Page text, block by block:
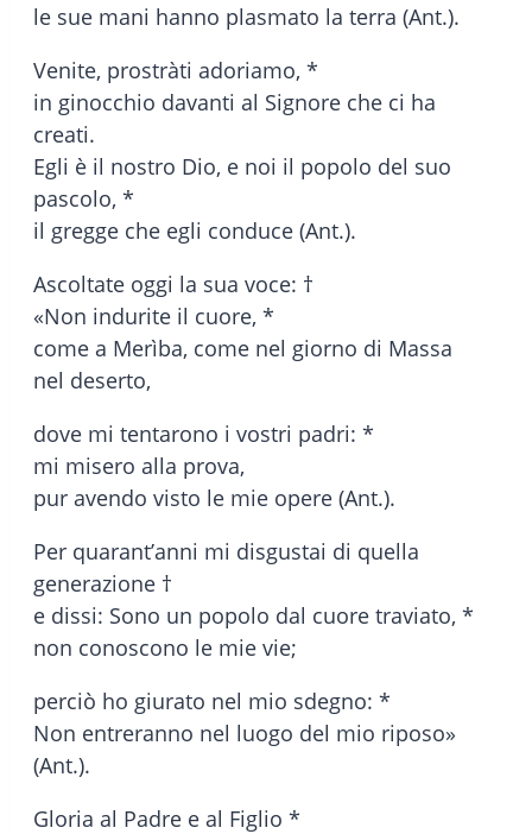
le sue mani hanno plasmato la terra (Ant.).
Venite, prostràti adoriamo, *
in ginocchio davanti al Signore che ci ha
creati.
Egli è il nostro Dio, e noi il popolo del suo
pascolo, *
il gregge che egli conduce (Ant.).
Ascoltate oggi la sua voce: †
«Non indurite il cuore, *
come a Merìba, come nel giorno di Massa
nel deserto,
dove mi tentarono i vostri padri: *
mi misero alla prova,
pur avendo visto le mie opere (Ant.).
Per quarant’anni mi disgustai di quella
generazione †
e dissi: Sono un popolo dal cuore traviato, *
non conoscono le mie vie;
perciò ho giurato nel mio sdegno: *
Non entreranno nel luogo del mio riposo»
(Ant.).
Gloria al Padre e al Figlio *